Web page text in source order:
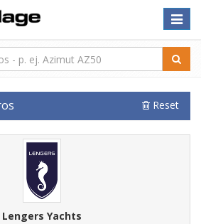
Toggle
Reset
Lengers Yachts